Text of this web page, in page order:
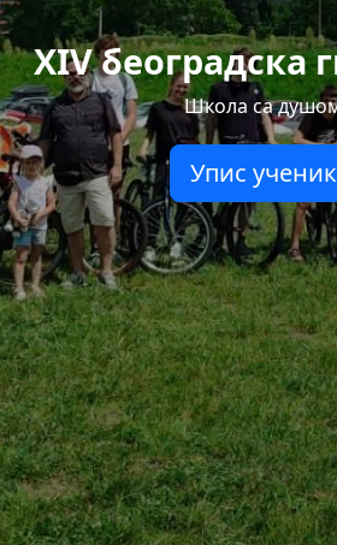
XIV београдска
Школа са
Упис